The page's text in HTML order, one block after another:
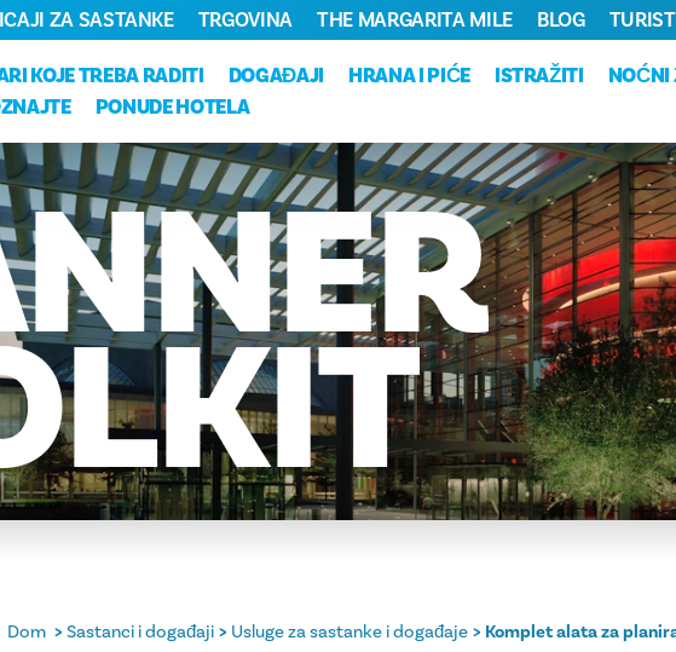
KOJE TREBA RADITI
DOGAĐAJI HRANA I PIĆE ISTRAŽITI NOĆNI
PONUDE HOTELA
ZA SASTANKE TRGOVINA THE MARGARITA MILE BLOG
Dom Sastanci i događaji Usluge za sastanke i događaje Komplet alata za